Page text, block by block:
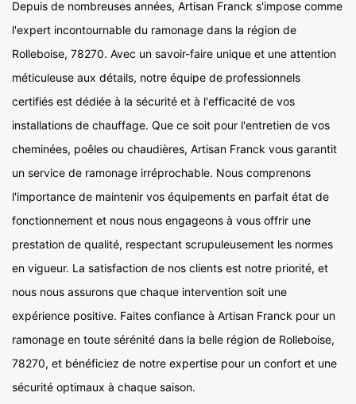
Depuis de nombreuses années, Artisan Franck s'impose comme
l'expert incontournable du ramonage dans la région de
Rolleboise, 78270. Avec un savoir-faire unique et une attention
méticuleuse aux détails, notre équipe de professionnels
certifiés est dédiée à la sécurité et à l'efficacité de vos
installations de chauffage. Que ce soit pour l'entretien de vos
cheminées, poêles ou chaudières, Artisan Franck vous garantit
un service de ramonage irréprochable. Nous comprenons
l'importance de maintenir vos équipements en parfait état de
fonctionnement et nous nous engageons à vous offrir une
prestation de qualité, respectant scrupuleusement les normes
en vigueur. La satisfaction de nos clients est notre priorité, et
nous nous assurons que chaque intervention soit une
expérience positive. Faites confiance à Artisan Franck pour un
ramonage en toute sérénité dans la belle région de Rolleboise,
78270, et bénéficiez de notre expertise pour un confort et une
sécurité optimaux à chaque saison.